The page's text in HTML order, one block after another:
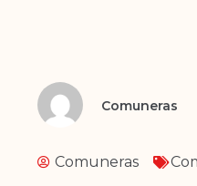
Comuneras
Comuneras